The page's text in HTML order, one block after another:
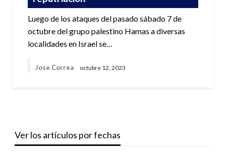
Luego de los ataques del pasado sábado 7 de
octubre del grupo palestino Hamas a diversas
localidades en Israel se…
Jose Correa octubre 12, 2023
Ver los artículos por fechas